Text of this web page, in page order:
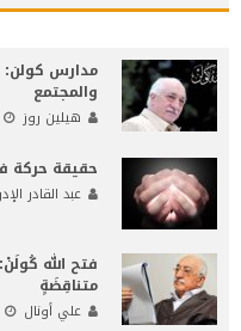
مدارس كولن:
والمجتمع
هيلين روز
حقيقة حركة
عبد القادر
فتح الله
متناقِضَةٍ
علي أونال